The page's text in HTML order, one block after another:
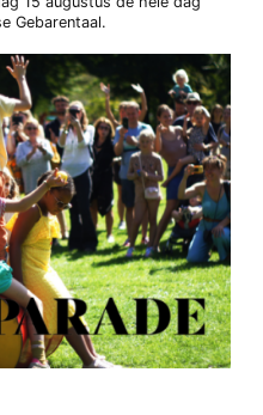
Gebarentaal.